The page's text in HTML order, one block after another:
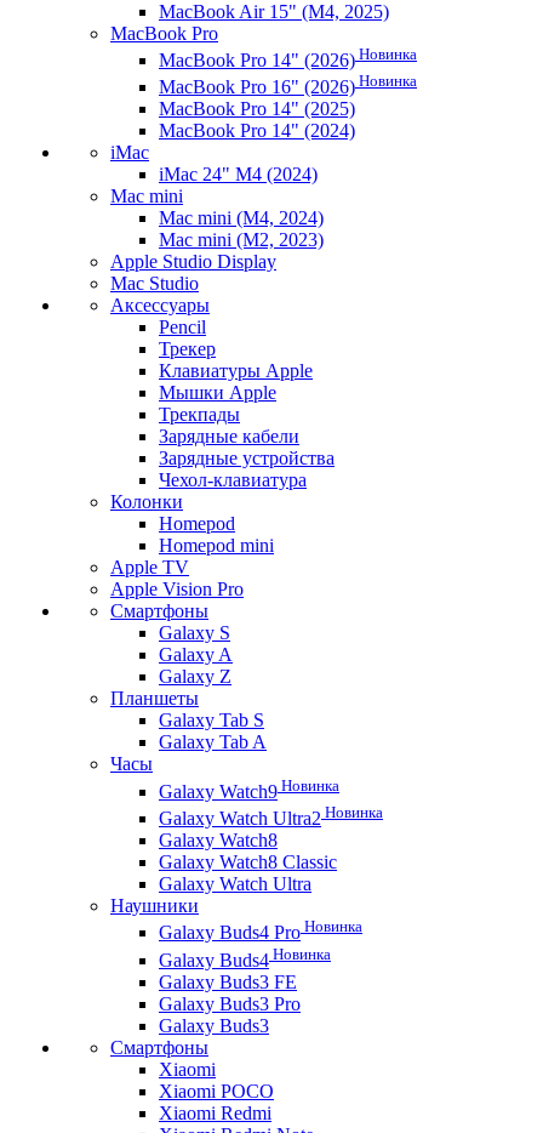
MacBook Air 15" (M4, 2025)
MacBook Pro
MacBook Pro 14" (2026) Новинка
MacBook Pro 16" (2026) Новинка
MacBook Pro 14" (2025)
MacBook Pro 14" (2024)
iMac
iMac 24" M4 (2024)
Mac mini
Mac mini (M4, 2024)
Mac mini (M2, 2023)
Apple Studio Display
Mac Studio
Аксессуары
Pencil
Трекер
Клавиатуры Apple
Мышки Apple
Трекпады
Зарядные кабели
Зарядные устройства
Чехол-клавиатура
Колонки
Homepod
Homepod mini
Apple TV
Apple Vision Pro
Смартфоны
Galaxy S
Galaxy A
Galaxy Z
Планшеты
Galaxy Tab S
Galaxy Tab A
Часы
Galaxy Watch9 Новинка
Galaxy Watch Ultra2 Новинка
Galaxy Watch8
Galaxy Watch8 Classic
Galaxy Watch Ultra
Наушники
Galaxy Buds4 Pro Новинка
Galaxy Buds4 Новинка
Galaxy Buds3 FE
Galaxy Buds3 Pro
Galaxy Buds3
Смартфоны
Xiaomi
Xiaomi POCO
Xiaomi Redmi